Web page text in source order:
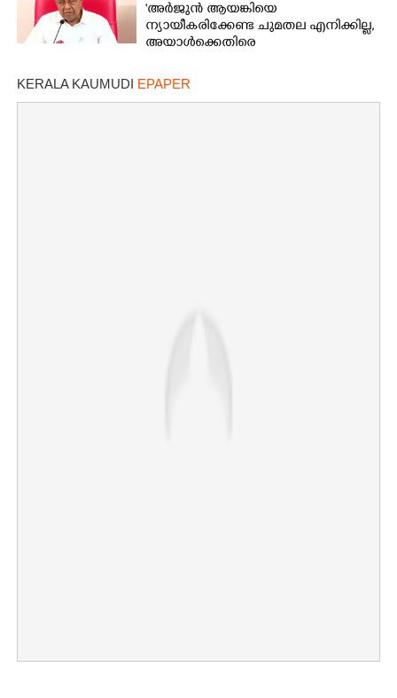
'അർജുൻ ആയങ്കിയെ
ന്യായീകരിക്കേണ്ട ചുമതല എനിക്കില്ല,
അയാൾക്കെതിരെ
KERALA KAUMUDI EPAPER